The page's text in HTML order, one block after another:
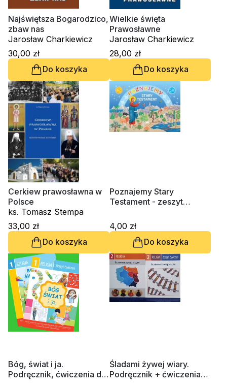
Najświętsza Bogarodzico,
zbaw nas
Jarosław Charkiewicz
30,00 zł
Do koszyka
Wielkie święta
Prawosławne
Jarosław Charkiewicz
28,00 zł
Do koszyka
Cerkiew prawosławna w
Polsce
ks. Tomasz Stempa
33,00 zł
Do koszyka
Poznajemy Stary
Testament - zeszyt
4,00 zł
Do koszyka
Bóg, świat i ja.
Podręcznik, ćwiczenia dla
Śladami żywej wiary.
Podręcznik + ćwiczenia